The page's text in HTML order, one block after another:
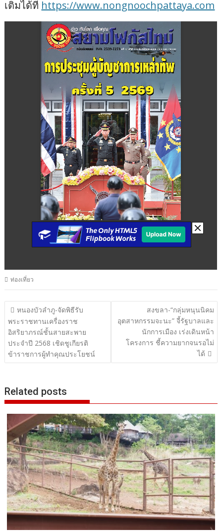
เติมได้ที่ https://www.nongnoochpattaya.com
ท่องเที่ยว
แนะแนว
เรื่อง
หนองบัวลำภู-จัดพิธีรับ
พระราชทานเครื่องราช
อิสริยาภรณ์ชั้นสายสะพาย
ประจำปี 2568 เชิดชูเกียรติ
ข้าราชการผู้ทำคุณประโยชน์
สงขลา-“กลุ่มหนุนนิคม
อุตสาหกรรมจะนะ” จี้รัฐบาลและ
นักการเมือง เร่งเดินหน้า
โครงการ ชี้ความยากจนรอไม่
ได้
Related posts